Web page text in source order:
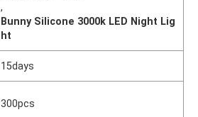
,
Bunny Silicone 3000k LED Night Lig
ht
15days
300pcs